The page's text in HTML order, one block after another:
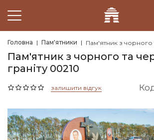
Головна Пам'ятники Пам'ятник з чорного
Пам'ятник з чорного та
граніту 00210
залишити відгук